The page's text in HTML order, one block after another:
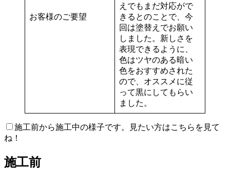
お客様のご要望
えでもまだ対応がで
きるとのことで、今
回は塗替えでお願い
しました。新しさを
表現できるように、
色はツヤのある暗い
色をおすすめされた
ので、オススメに従
って黒にしてもらい
ました。
施工前から施工中の様子です。見たい方はこちらを見て
ね！
施工前